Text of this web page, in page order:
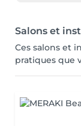
Salons et
Ces salons et
pratiques que